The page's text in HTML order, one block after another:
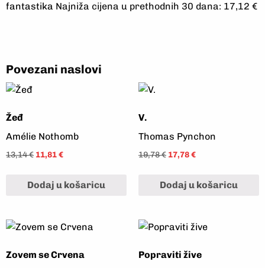
fantastika Najniža cijena u prethodnih 30 dana: 17,12 €
Povezani naslovi
Žeđ
Amélie Nothomb
13,14€ 11,81€
Dodaj u košaricu
V.
Thomas Pynchon
19,78€ 17,78€
Dodaj u košaricu
Zovem se Crvena
Popraviti žive